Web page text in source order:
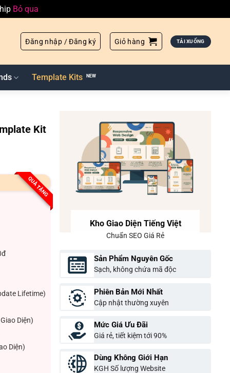
Bỏ qua
Đăng nhập / Đăng ký Giỏ hàng TẢI XUỐNG
Template Kits
Kit
QUÀ TẶNG
Lifetime)
Diện)
Diện)
Kho Giao Diện Tiếng Việt
Chuẩn SEO Giá Rẻ
Sản Phẩm Nguyên Gốc
Sạch, không chứa mã độc
Phiên Bản Mới Nhất
Cập nhật thường xuyên
Mức Giá Ưu Đãi
Giá rẻ, tiết kiệm tới 90%
Dùng Không Giới Hạn
KGH Số lượng Website